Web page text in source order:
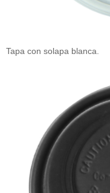
Tapa con solapa blanca.